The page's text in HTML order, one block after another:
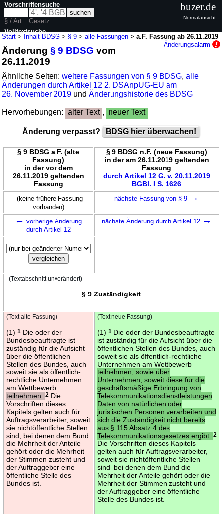
Start > Inhalt BDSG > § 9 >alle Fassungen >a.F. Fassung ab 26.11.2019
Änderungsalarm
Änderung§ 9 BDSG vom
26.11.2019
Ähnliche Seiten:weitere Fassungen von § 9 BDSG,alle
Änderungen durch Artikel 12 2. DSAnpUG-EU am
26. November 2019 undÄnderungshistorie des BDSG
Hervorhebungen: alter Text , neuer Text
Änderung verpasst? BDSG hier überwachen!
§ 9 BDSG a.F. (alte
Fassung)
in der vor dem
26.11.2019 geltenden
Fassung
§ 9 BDSG n.F. (neue Fassung)
in der am 26.11.2019 geltenden
Fassung
durch Artikel 12 G. v. 20.11.2019
BGBl. I S. 1626
(keine frühere Fassung
vorhanden)
nächste Fassung von § 9 →
← vorherige Änderung
durch Artikel 12
nächste Änderung durch Artikel 12 →
(Textabschnitt unverändert)
§ 9 Zuständigkeit
(Text alte Fassung)
(1) 1Die oder der
Bundesbeauftragte ist
zuständig für die Aufsicht
über die öffentlichen
Stellen des Bundes, auch
soweit sie als öffentlich-
rechtliche Unternehmen
am Wettbewerb
teilnehmen.
2Die
Vorschriften dieses
Kapitels gelten auch für
Auftragsverarbeiter, soweit
sie nichtöffentliche Stellen
sind, bei denen dem Bund
die Mehrheit der Anteile
gehört oder die Mehrheit
der Stimmen zusteht und
der Auftraggeber eine
öffentliche Stelle des
Bundes ist.
(Text neue Fassung)
(1) 1Die oder der Bundesbeauftragte
ist zuständig für die Aufsicht über die
öffentlichen Stellen des Bundes, auch
soweit sie als öffentlich-rechtliche
Unternehmen am Wettbewerb
teilnehmen, sowie über
Unternehmen, soweit diese für die
geschäftsmäßige Erbringung von
Telekommunikationsdienstleistungen
Daten von natürlichen oder
juristischen Personen verarbeiten und
sich die Zuständigkeit nicht bereits
aus § 115 Absatz 4 des
Telekommunikationsgesetzes ergibt.
2
Die Vorschriften dieses Kapitels
gelten auch für Auftragsverarbeiter,
soweit sie nichtöffentliche Stellen
sind, bei denen dem Bund die
Mehrheit der Anteile gehört oder die
Mehrheit der Stimmen zusteht und
der Auftraggeber eine öffentliche
Stelle des Bundes ist.
Vorschriftensuche
§ / Art.
Gesetz
Volltextsuche
nur in BDSG
buzer.de
Normalansicht